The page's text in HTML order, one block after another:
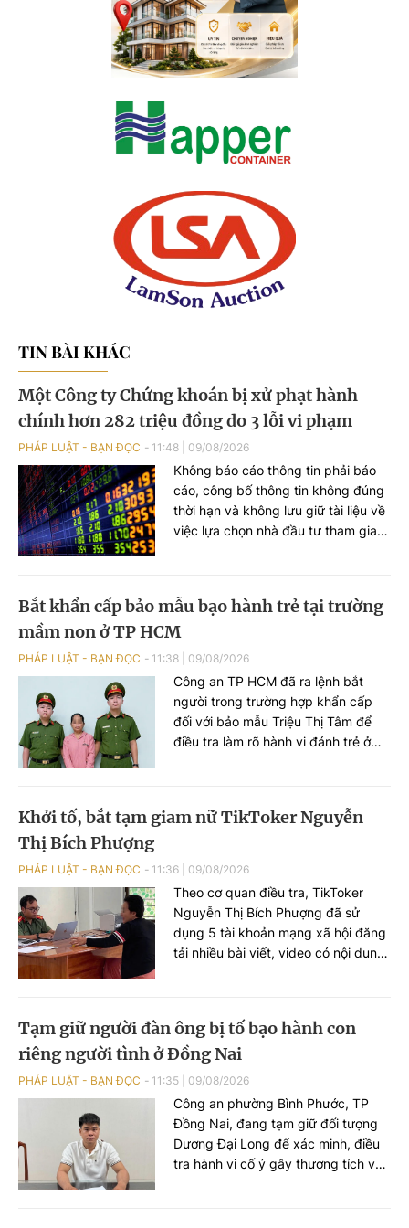
TIN BÀI KHÁC
Một Công ty Chứng khoán bị xử phạt hành
chính hơn 282 triệu đồng do 3 lỗi vi phạm
PHÁP LUẬT - BẠN ĐỌC 11:48 09/08/2026
Không báo cáo thông tin phải báo
cáo, công bố thông tin không đúng
thời hạn và không lưu giữ tài liệu về
việc lựa chọn nhà đầu tư tham gia
vực chứng khoán và thị trường
chứng khoán.
Bắt khẩn cấp bảo mẫu bạo hành trẻ tại trường
mầm non ở TP HCM
PHÁP LUẬT - BẠN ĐỌC 11:38 09/08/2026
Công an TP HCM đã ra lệnh bắt
người trong trường hợp khẩn cấp
đối với bảo mẫu Triệu Thị Tâm để
điều tra làm rõ hành vi đánh trẻ ở
Khởi tố, bắt tạm giam nữ TikToker Nguyễn
Thị Bích Phượng
PHÁP LUẬT - BẠN ĐỌC 11:36 09/08/2026
Theo cơ quan điều tra, TikToker
Nguyễn Thị Bích Phượng đã sử
dụng 5 tài khoản mạng xã hội đăng
tải nhiều bài viết, video có nội dung
Tạm giữ người đàn ông bị tố bạo hành con
riêng người tình ở Đồng Nai
PHÁP LUẬT - BẠN ĐỌC 11:35 09/08/2026
Công an phường Bình Phước, TP
Đồng Nai, đang tạm giữ đối tượng
Dương Đại Long để xác minh, điều
tra hành vi cố ý gây thương tích và